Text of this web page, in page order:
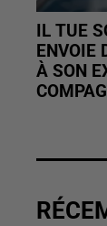
IL TUE
ENVOIE
À SON